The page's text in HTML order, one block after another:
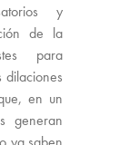
y
de la
para
en un
generan